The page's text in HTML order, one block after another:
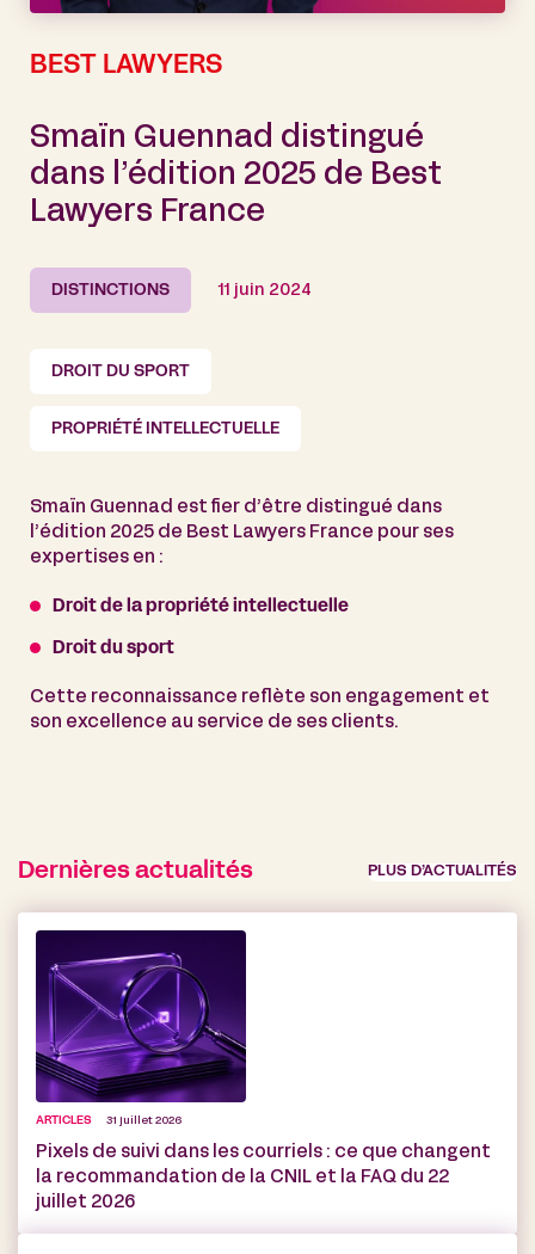
BEST LAWYERS
Smaïn Guennad distingué
dans l’édition 2025 de Best
Lawyers France
DISTINCTIONS 11 juin 2024
DROIT DU SPORT
PROPRIÉTÉ INTELLECTUELLE
Smaïn Guennad est fier d’être distingué dans
l’édition 2025 de Best Lawyers France pour ses
expertises en :
Droit de la propriété intellectuelle
Droit du sport
Cette reconnaissance reflète son engagement et
son excellence au service de ses clients.
Dernières actualités PLUS D’ACTUALITÉS
ARTICLES 31 juillet 2026
Pixels de suivi dans les courriels : ce que changent
la recommandation de la CNIL et la FAQ du 22
juillet 2026